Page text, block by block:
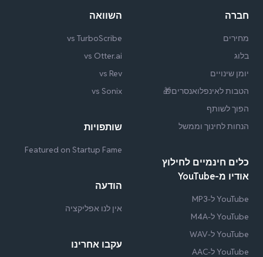
חברה
מחירים
בלוג
יומן שינויים
הטבות לאינפלואנסרים🎁
הפוך לשותף
הנחות לחינוך וממשל
כלים חינמיים לחילוץ
אודיו מ-YouTube
YouTube ל-MP3
YouTube ל-M4A
YouTube ל-WAV
YouTube ל-AAC
השוואה
vs TurboScribe
vs Otter.ai
vs Rev
vs Sonix
שותפויות
Featured on Startup Fame
הודעה
אין לנו אפליקציה
עקבו אחרינו